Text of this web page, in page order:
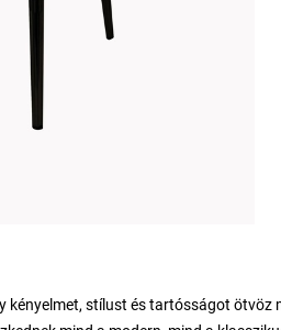
kényelmet, stílust és tartósságot ötvöz